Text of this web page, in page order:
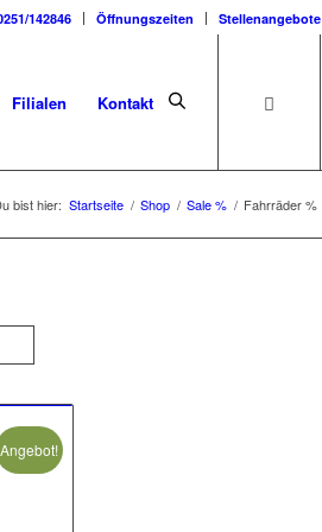
142846 Öffnungszeiten Stellenangebote
Filialen Kontakt
bist hier: Startseite / Shop / Sale % / Fahrräder %
€Aktueller
Angebot!